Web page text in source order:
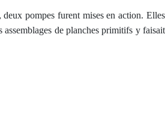
pompes furent mises en action. Elles
de planches primitifs y faisait